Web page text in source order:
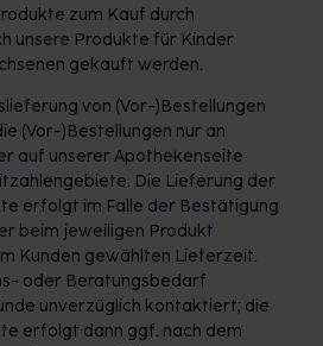
zum Kauf durch
unsere Produkte für Kinder
gekauft werden.
von (Vor-)Bestellungen
(Vor-)Bestellungen nur an
auf unserer Apothekenseite
Die Lieferung der
erfolgt im Falle der Bestätigung
beim jeweiligen Produkt
Kunden gewählten Lieferzeit.
oder Beratungsbedarf
unverzüglich kontaktiert; die
erfolgt dann ggf. nach dem